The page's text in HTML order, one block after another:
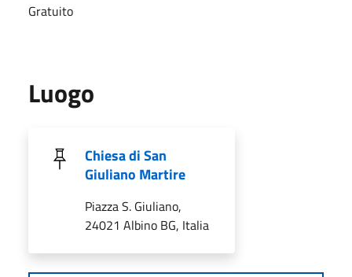
Gratuito
Luogo
Chiesa di San
Giuliano Martire
Piazza S. Giuliano,
24021 Albino BG, Italia